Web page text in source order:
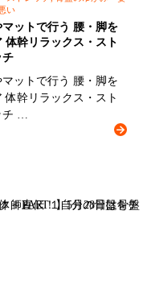
い
マットで行う 腰・脚を
体幹リラックス・スト
チ
マットで行う 腰・脚を
体幹リラックス・スト
チ …